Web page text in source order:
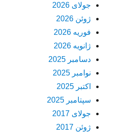
جولای 2026
ژوئن 2026
فوریه 2026
ژانویه 2026
دسامبر 2025
نوامبر 2025
اکتبر 2025
سپتامبر 2025
جولای 2017
ژوئن 2017